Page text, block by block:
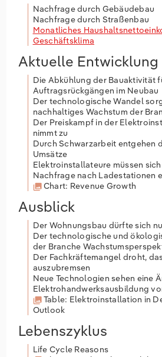
Nachfrage durch Gebäudebau
Nachfrage durch Straßenbau
Monatliches
Geschäftsklima
Aktuelle Entwicklung
Die Abkühlung der Bauaktivität
Auftragsrückgängen im Neubau
Der technologische Wandel
nachhaltiges Wachstum der
Der Preiskampf in der
nimmt zu
Durch Schwarzarbeit entgehen
Umsätze
Elektroinstallateure müssen
Nachfrage nach Ladestationen
Chart: Revenue Growth
Ausblick
Der Wohnungsbau dürfte sich
Der technologische und
der Branche
Der Fachkräftemangel droht,
auszubremsen
Neue Technologien sehen eine
Elektrohandwerksausbildung
Table: Elektroinstallation in
Outlook
Lebenszyklus
Life Cycle Reasons